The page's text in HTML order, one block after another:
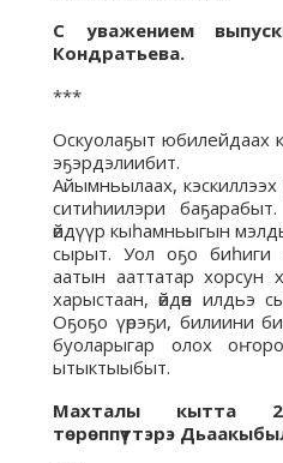
С уважением
Кондратьева.
***
Оскуолаҕыт юбилейдаах
эҕэрдэлиибит.
Айымньылаах,
ситиһиилэри
өйдүүр кыһамньыгын
сырыт. Уол оҕо биһиги
аатын ааттатар хорсун
харыстаан, өйдөөн илдьэ
Оҕоҕо үөрэҕи, билиини
буоларыгар олох
ытыктыыбыт.
Махталы кытта
төрөппүттэрэ